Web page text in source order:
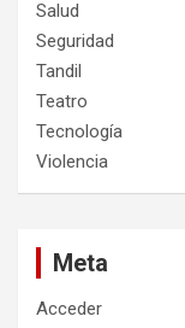
Salud
Seguridad
Tandil
Teatro
Tecnología
Violencia
Meta
Acceder